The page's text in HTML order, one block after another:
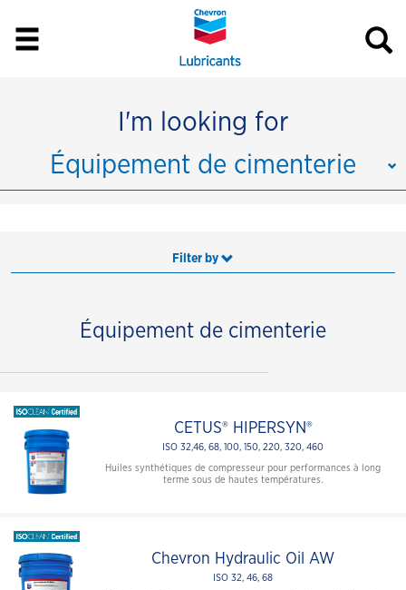
I'm looking for
Équipement de cimenterie
Filter by
Équipement de cimenterie
CETUS® HIPERSYN®
ISO 32,46, 68, 100, 150, 220, 320, 460
Huiles synthétiques de compresseur pour performances à long
terme sous de hautes températures.
Chevron Hydraulic Oil AW
ISO 32, 46, 68